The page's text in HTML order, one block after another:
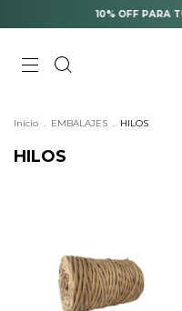
10% OFF PARA
Inicio . EMBALAJES . HILOS
HILOS